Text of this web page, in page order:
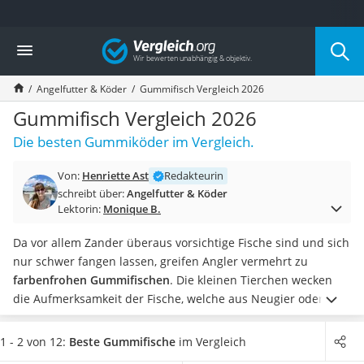
Die beliebtesten Vergleiche nach Kategorie
Freizeit & Sport
Gartentrampolin
Trampolin
Metalldetektor
Eufab-Fahrradträger
Trampolin 366 cm
Aluminium-Koffer
Futterboot
E-Bike-Dreirad
Trekkingschuhe Herren
Reisetasche mit Rollen
Klimmzugstation
Koffer
Nachtsichtgerät
Vergleich
Angelfutter & Köder Gummifisch Vergleich 2026
Gummifisch Vergleich 2026
Die besten Gummiköder im Vergleich.
Von: Henriette Ast
Redakteurin
schreibt über:Angelfutter & Köder
Lektorin: Monique B.
Da vor allem Zander überaus vorsichtige Fische sind und sich
nur schwer fangen lassen, greifen Angler vermehrt zu
farbenfrohen Gummifischen. Die kleinen Tierchen wecken
die Aufmerksamkeit der Fische, welche aus Neugier oder
Hunger auf den Köder beißen. Verschiedene Tests im
Internet konzentrieren sich auf Produkte, die
1 - 2 von 12: Beste Gummifische im Vergleich